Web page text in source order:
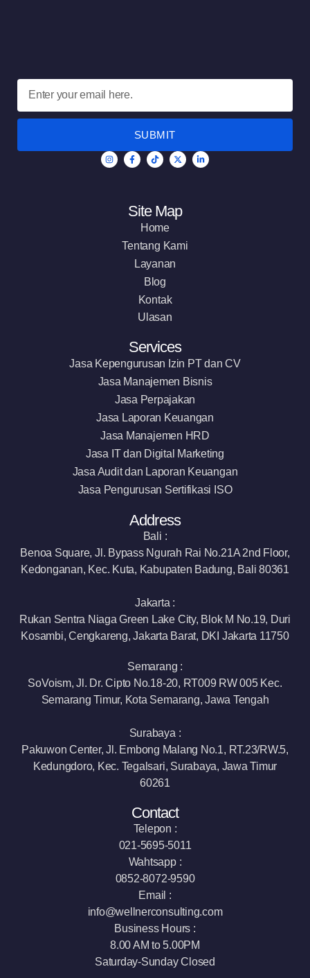
SUBMIT
Site Map
Home
Tentang Kami
Layanan
Blog
Kontak
Ulasan
Services
Jasa Kepengurusan Izin PT dan CV
Jasa Manajemen Bisnis
Jasa Perpajakan
Jasa Laporan Keuangan
Jasa Manajemen HRD
Jasa IT dan Digital Marketing
Jasa Audit dan Laporan Keuangan
Jasa Pengurusan Sertifikasi ISO
Address
Bali :
Benoa Square, Jl. Bypass Ngurah Rai No.21A 2nd Floor,
Kedonganan, Kec. Kuta, Kabupaten Badung, Bali 80361
Jakarta :
Rukan Sentra Niaga Green Lake City, Blok M No.19, Duri
Kosambi, Cengkareng, Jakarta Barat, DKI Jakarta 11750
Semarang :
SoVoism, Jl. Dr. Cipto No.18-20, RT009 RW 005 Kec.
Semarang Timur, Kota Semarang, Jawa Tengah
Surabaya :
Pakuwon Center, Jl. Embong Malang No.1, RT.23/RW.5,
Kedungdoro, Kec. Tegalsari, Surabaya, Jawa Timur
60261
Contact
Telepon :
021-5695-5011
Wahtsapp :
0852-8072-9590
Email :
info@wellnerconsulting.com
Business Hours :
8.00 AM to 5.00PM
Saturday-Sunday Closed